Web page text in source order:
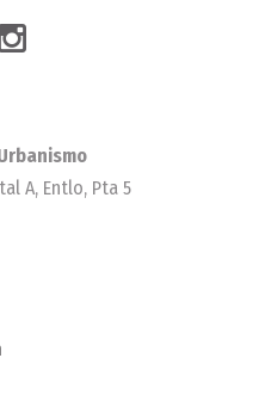
A, Entlo, Pta 5